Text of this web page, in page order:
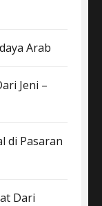
Arab
Jeni –
di Pasaran
Dari